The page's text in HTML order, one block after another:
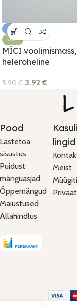
-34%
UUS
MĪCI
heleroheline
5.90€ 3.92€
Pood
Lastetoa
sisustus
Puidust
mänguasjad
Õppemängud
Maiustused
Allahindlus
lingid
Meist